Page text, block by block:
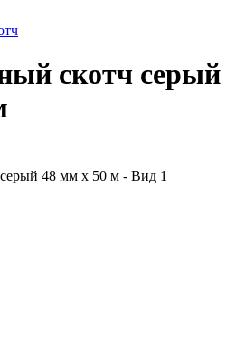
скотч серый